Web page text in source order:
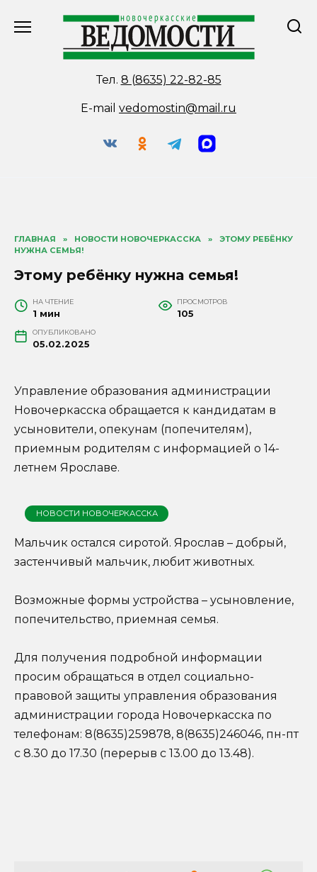
Тел. 8 (8635) 22-82-85
E-mail vedomostin@mail.ru
ГЛАВНАЯ » НОВОСТИ НОВОЧЕРКАССКА »
ЭТОМУ РЕБЁНКУ
НУЖНА СЕМЬЯ!
Этому ребёнку нужна семья!
НА ЧТЕНИЕ
1 мин
ПРОСМОТРОВ
105
ОПУБЛИКОВАНО
05.02.2025
Управление образования администрации
Новочеркасска обращается к кандидатам в
усыновители, опекунам (попечителям),
приемным родителям с информацией о 14-
летнем Ярославе.
НОВОСТИ НОВОЧЕРКАССКА
Мальчик остался сиротой. Ярослав – добрый,
застенчивый мальчик, любит животных.
Возможные формы устройства – усыновление,
попечительство, приемная семья.
Для получения подробной информации
просим обращаться в отдел социально-
правовой защиты управления образования
администрации города Новочеркасска по
телефонам: 8(8635)259878, 8(8635)246046, пн-пт
с 8.30 до 17.30 (перерыв с 13.00 до 13.48).